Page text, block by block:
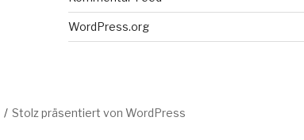
WordPress.org
Stolz präsentiert von WordPress